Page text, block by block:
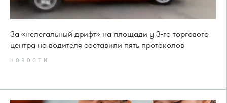
За «нелегальный дрифт» на площади у 3-го торгового
центра на водителя составили пять протоколов
НОВОСТИ